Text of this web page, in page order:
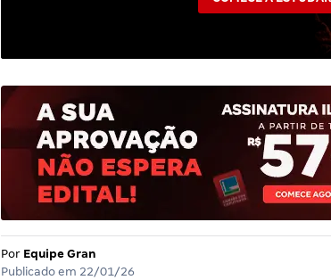
Por Equipe Gran
Publicado em 22/01/26